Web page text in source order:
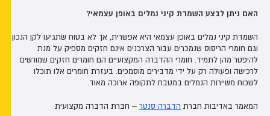
האם ניתן לבצע השמדת קיני נמלים באופן עצמאי?
השמדת קיני נמלים באופן עצמאי היא אפשרית, אך לא בטוח שתגיעו לקן הנכון
וגם חומרי הריסוס שנמכרים עבור הצרכנים אינם חזקים מספיק על מנת
להיפטר מהן לתמיד. חומרי ההדברה המקצועיים הם חומרים חזקים שמורשים
לרכישה ופעולה רק על ידי מדבירים מוסמכים. בעזרת חומרים אלו תוכלו
לשכוח משיירות הנמלים במטבח לתקופה ארוכה מאוד.
המאמר באדיבות חברת הדברה סנטר – חברת הדברה מקצועית